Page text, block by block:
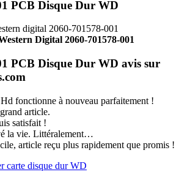
PCB Disque Dur WD
Digital 2060-701578-001
PCB Disque Dur WD avis sur
fonctionne à nouveau parfaitement !
article.
satisfait !
la vie. Littéralement…
article reçu plus rapidement que promis !
carte disque dur WD